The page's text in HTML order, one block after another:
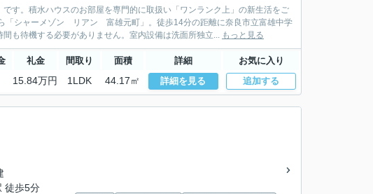
す。積水ハウスのお部屋を専門的に取扱い「ワンランク上」の新生活をご
「シャーメゾン リアン 富雄元町」。徒歩14分の距離に奈良市立富雄中学
も待機する必要がありません。室内設備は洗面所独立... もっと見る
礼金 間取り 面積 詳細 お気に入り
15.84万円 1LDK 44.17㎡ 詳細を見る 追加する
徒歩5分